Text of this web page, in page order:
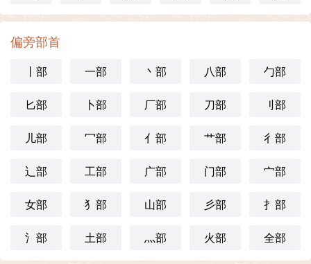
偏旁部首
丨部 一部 丶部 八部 勹部
匕部 卜部 厂部 刀部 刂部
儿部 冖部 亻部 艹部 彳部
辶部 工部 广部 门部 宀部
女部 犭部 山部 彡部 扌部
氵部 土部 灬部 火部 全部